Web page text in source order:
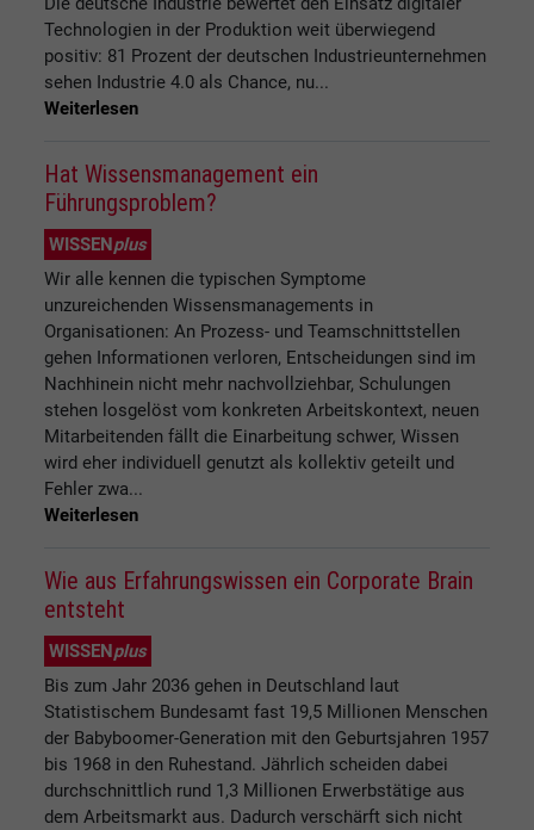
Technologien in der Produktion weit überwiegend
positiv: 81 Prozent der deutschen Industrieunternehmen
sehen Industrie 4.0 als Chance, nu...
Weiterlesen
Hat Wissensmanagement ein
Führungsproblem?
WISSENplus
Wir alle kennen die typischen Symptome
unzureichenden Wissensmanagements in
Organisationen: An Prozess- und Teamschnittstellen
gehen Informationen verloren, Entscheidungen sind im
Nachhinein nicht mehr nachvollziehbar, Schulungen
stehen losgelöst vom konkreten Arbeitskontext, neuen
Mitarbeitenden fällt die Einarbeitung schwer, Wissen
wird eher individuell genutzt als kollektiv geteilt und
Fehler zwa...
Weiterlesen
Wie aus Erfahrungswissen ein Corporate Brain
entsteht
WISSENplus
Bis zum Jahr 2036 gehen in Deutschland laut
Statistischem Bundesamt fast 19,5 Millionen Menschen
der Babyboomer-Generation mit den Geburtsjahren 1957
bis 1968 in den Ruhestand. Jährlich scheiden dabei
durchschnittlich rund 1,3 Millionen Erwerbstätige aus
dem Arbeitsmarkt aus. Dadurch verschärft sich nicht